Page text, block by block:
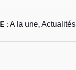
: A la une, Actualités